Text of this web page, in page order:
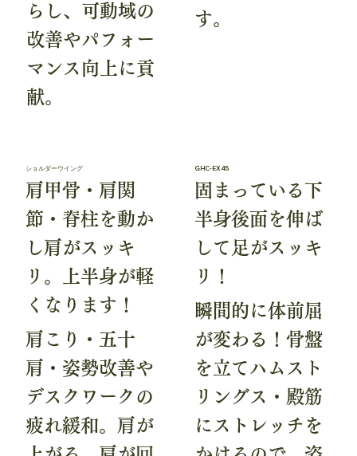
らし、可動域の
改善やパフォー
マンス向上に貢
献。
す。
ショルダーウイング
肩甲骨・肩関
節・脊柱を動か
し肩がスッキ
リ。上半身が軽
くなります！
肩こり・五十
肩・姿勢改善や
デスクワークの
疲れ緩和。肩が
GHC-EX45
固まっている下
半身後面を伸ば
して足がスッキ
リ！
瞬間的に体前屈
が変わる！骨盤
を立てハムスト
リングス・殿筋
にストレッチを